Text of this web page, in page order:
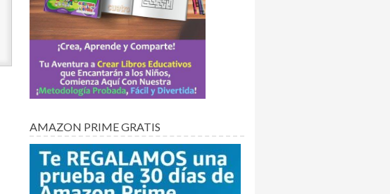
AMAZON PRIME GRATIS